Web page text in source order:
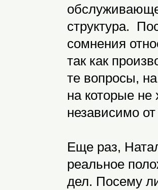
структура.
сомнения
так как
те вопросы,
на которые не
независимо
Еще раз,
реальное
дел. Посему